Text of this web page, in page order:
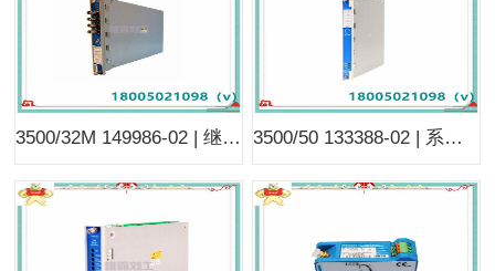
3500/32M 149986-02 | 继电器模块 | 提供四个继电器输出 3500/50 133388-02 | 系列转速计模块 | 接受来自接近探头或磁性拾取器的输入